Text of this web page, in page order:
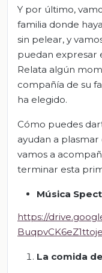
Y por último,
familia donde
sin pelear, y
puedan expresar
Relata algún
compañía de su
ha elegido.
Cómo puedes
ayudan a
vamos a
terminar esta
Música
https://
La comida